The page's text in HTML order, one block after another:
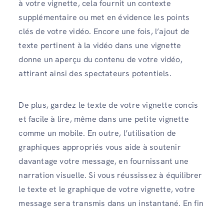
à votre vignette, cela fournit un contexte
supplémentaire ou met en évidence les points
clés de votre vidéo. Encore une fois, l’ajout de
texte pertinent à la vidéo dans une vignette
donne un aperçu du contenu de votre vidéo,
attirant ainsi des spectateurs potentiels.
De plus, gardez le texte de votre vignette concis
et facile à lire, même dans une petite vignette
comme un mobile. En outre, l’utilisation de
graphiques appropriés vous aide à soutenir
davantage votre message, en fournissant une
narration visuelle. Si vous réussissez à équilibrer
le texte et le graphique de votre vignette, votre
message sera transmis dans un instantané. En fin